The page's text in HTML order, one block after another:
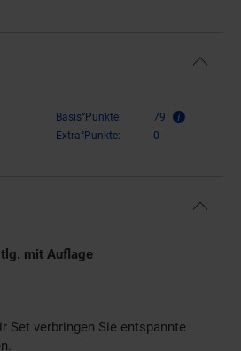
Basis°Punkte:
79
Extra°Punkte:
0
mit Auflage
Set verbringen Sie entspannte